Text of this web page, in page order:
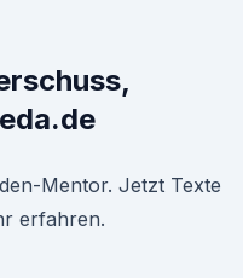
Mentor. Jetzt Texte
erfahren.